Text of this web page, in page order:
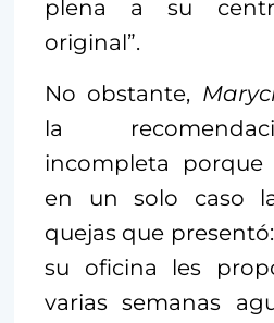
plena a su
original”.
No obstante,
la
incompleta porque
en un solo caso
quejas que
su oficina les
varias semanas